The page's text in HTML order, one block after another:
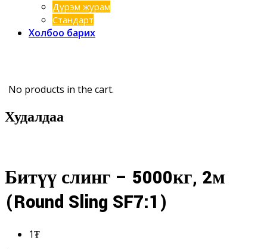
Дүрэм журам
Стандарт
Холбоо барих
No products in the cart.
Худалдаа
Битүү слинг – 5000кг, 2м
(Round Sling SF7:1)
1₮